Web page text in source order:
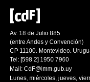
Av. 18 de Julio 885
(entre Andes y Convención)
CP 11100. Montevideo.
Tel: [598 2] 1950 7960
Mail: CdF@imm.gub.uy
Lunes, miércoles, jueves,